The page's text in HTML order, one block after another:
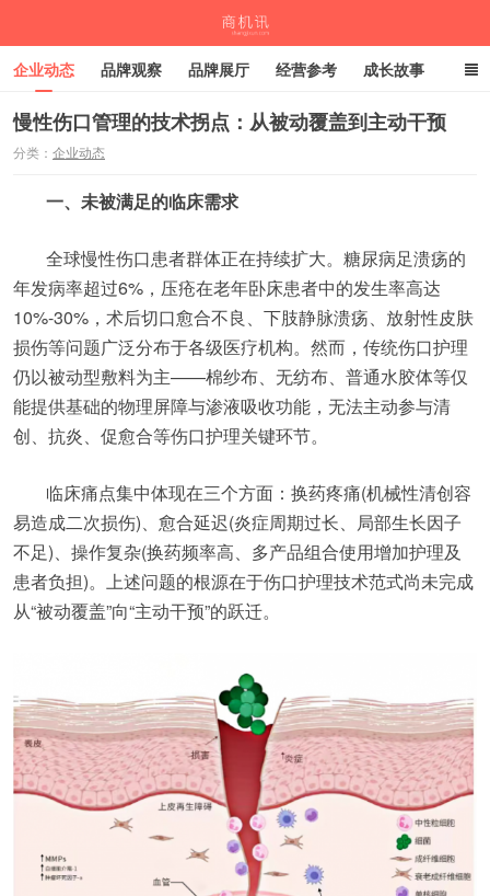
企业动态 品牌观察 品牌展厅 经营参考 成长故事
深度观察 伙伴计划
慢性伤口管理的技术拐点：从被动覆盖到主动干预
分类： 企业动态
一、未被满足的临床需求
全球慢性伤口患者群体正在持续扩大。糖尿病足溃疡的
年发病率超过6%，压疮在老年卧床患者中的发生率高达
10%-30%，术后切口愈合不良、下肢静脉溃疡、放射性皮肤
损伤等问题广泛分布于各级医疗机构。然而，传统伤口护理
仍以被动型敷料为主——棉纱布、无纺布、普通水胶体等仅
能提供基础的物理屏障与渗液吸收功能，无法主动参与清
创、抗炎、促愈合等伤口护理关键环节。
临床痛点集中体现在三个方面：换药疼痛(机械性清创容
易造成二次损伤)、愈合延迟(炎症周期过长、局部生长因子
不足)、操作复杂(换药频率高、多产品组合使用增加护理及
患者负担)。上述问题的根源在于伤口护理技术范式尚未完成
从“被动覆盖”向“主动干预”的跃迁。